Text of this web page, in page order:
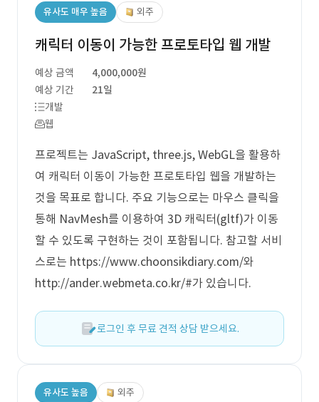
유사도 매우 높음 외주
캐릭터 이동이 가능한 프로토타입 웹 개발
예상 금액
4,000,000원
예상 기간
21일
개발
웹
프로젝트는 JavaScript, three.js, WebGL을 활용하
여 캐릭터 이동이 가능한 프로토타입 웹을 개발하는
것을 목표로 합니다. 주요 기능으로는 마우스 클릭을
통해 NavMesh를 이용하여 3D 캐릭터(gltf)가 이동
할 수 있도록 구현하는 것이 포함됩니다. 참고할 서비
스로는 https://www.choonsikdiary.com/와
http://ander.webmeta.co.kr/#가 있습니다.
로그인 후 무료 견적 상담 받으세요.
유사도 높음 외주